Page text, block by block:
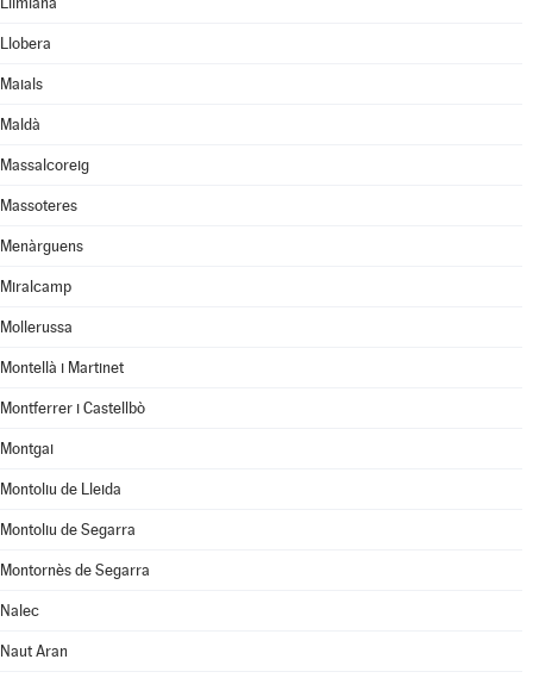
Llobera
Maials
Maldà
Massalcoreig
Massoteres
Menàrguens
Miralcamp
Mollerussa
Montellà i Martinet
Montferrer i Castellbò
Montgai
Montoliu de Lleida
Montoliu de Segarra
Montornès de Segarra
Nalec
Naut Aran